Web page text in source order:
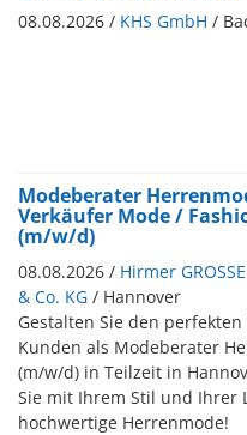
08.08.2026 / KHS GmbH /
Modeberater
Verkäufer Mode /
(m/w/d)
08.08.2026 / Hirmer
& Co. KG / Hannover
Gestalten Sie den
Kunden als Modeberater
(m/w/d) in Teilzeit in
Sie mit Ihrem Stil und Ihrer
hochwertige Herrenmode!